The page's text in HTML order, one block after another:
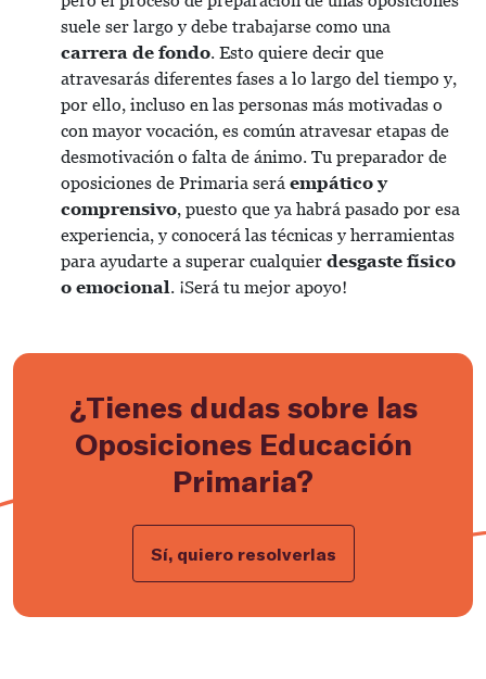
suele ser largo y debe trabajarse como una
carrera de fondo. Esto quiere decir que
atravesarás diferentes fases a lo largo del tiempo y,
por ello, incluso en las personas más motivadas o
con mayor vocación, es común atravesar etapas de
desmotivación o falta de ánimo. Tu preparador de
oposiciones de Primaria será empático y
comprensivo, puesto que ya habrá pasado por esa
experiencia, y conocerá las técnicas y herramientas
para ayudarte a superar cualquier desgaste físico
o emocional. ¡Será tu mejor apoyo!
¿Tienes dudas sobre las
Oposiciones Educación
Primaria?
Sí, quiero resolverlas